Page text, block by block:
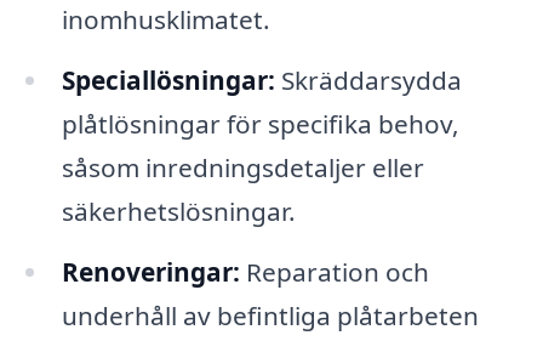
inomhusklimatet.
Speciallösningar: Skräddarsydda
plåtlösningar för specifika behov,
såsom inredningsdetaljer eller
säkerhetslösningar.
Renoveringar: Reparation och
underhåll av befintliga plåtarbeten